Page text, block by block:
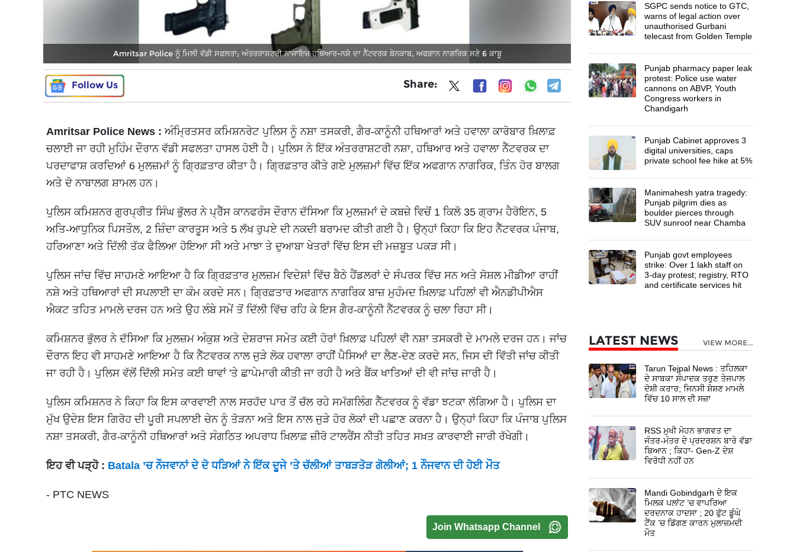
Amritsar Police ਨੂੰ ਮਿਲੀ ਵੱਡੀ ਸਫਲਤਾ; ਅੰਤਰਰਾਸ਼ਟਰੀ ਨਾਜਾਇਜ਼ ਹਥਿਆਰ-ਨਸ਼ੇ ਦਾ ਨੈੱਟਵਰਕ ਬੇਨਕਾਬ, ਅਫਗਾਨ ਨਾਗਰਿਕ ਸਣੇ 6 ਕਾਬੂ
Follow Us Share:
Amritsar Police News : ਅੰਮ੍ਰਿਤਸਰ ਕਮਿਸ਼ਨਰੇਟ ਪੁਲਿਸ ਨੂੰ ਨਸ਼ਾ ਤਸਕਰੀ, ਗੈਰ-ਕਾਨੂੰਨੀ ਹਥਿਆਰਾਂ ਅਤੇ ਹਵਾਲਾ ਕਾਰੋਬਾਰ ਖ਼ਿਲਾਫ਼
ਚਲਾਈ ਜਾ ਰਹੀ ਮੁਹਿੰਮ ਦੌਰਾਨ ਵੱਡੀ ਸਫਲਤਾ ਹਾਸਲ ਹੋਈ ਹੈ। ਪੁਲਿਸ ਨੇ ਇੱਕ ਅੰਤਰਰਾਸ਼ਟਰੀ ਨਸ਼ਾ, ਹਥਿਆਰ ਅਤੇ ਹਵਾਲਾ ਨੈੱਟਵਰਕ ਦਾ
ਪਰਦਾਫਾਸ਼ ਕਰਦਿਆਂ 6 ਮੁਲਜ਼ਮਾਂ ਨੂੰ ਗ੍ਰਿਫ਼ਤਾਰ ਕੀਤਾ ਹੈ। ਗ੍ਰਿਫ਼ਤਾਰ ਕੀਤੇ ਗਏ ਮੁਲਜ਼ਮਾਂ ਵਿੱਚ ਇੱਕ ਅਫਗਾਨ ਨਾਗਰਿਕ, ਤਿੰਨ ਹੋਰ ਬਾਲਗ
ਅਤੇ ਦੋ ਨਾਬਾਲਗ ਸ਼ਾਮਲ ਹਨ।
ਪੁਲਿਸ ਕਮਿਸ਼ਨਰ ਗੁਰਪ੍ਰੀਤ ਸਿੰਘ ਭੁੱਲਰ ਨੇ ਪ੍ਰੈੱਸ ਕਾਨਫਰੰਸ ਦੌਰਾਨ ਦੱਸਿਆ ਕਿ ਮੁਲਜ਼ਮਾਂ ਦੇ ਕਬਜ਼ੇ ਵਿਚੋਂ 1 ਕਿਲੋ 35 ਗ੍ਰਾਮ ਹੈਰੋਇਨ, 5
ਅਤਿ-ਆਧੁਨਿਕ ਪਿਸਤੌਲ, 2 ਜ਼ਿੰਦਾ ਕਾਰਤੂਸ ਅਤੇ 5 ਲੱਖ ਰੁਪਏ ਦੀ ਨਕਦੀ ਬਰਾਮਦ ਕੀਤੀ ਗਈ ਹੈ। ਉਨ੍ਹਾਂ ਕਿਹਾ ਕਿ ਇਹ ਨੈੱਟਵਰਕ ਪੰਜਾਬ,
ਹਰਿਆਣਾ ਅਤੇ ਦਿੱਲੀ ਤੱਕ ਫੈਲਿਆ ਹੋਇਆ ਸੀ ਅਤੇ ਮਾਝਾ ਤੇ ਦੁਆਬਾ ਖੇਤਰਾਂ ਵਿੱਚ ਇਸ ਦੀ ਮਜ਼ਬੂਤ ਪਕੜ ਸੀ।
ਪੁਲਿਸ ਜਾਂਚ ਵਿੱਚ ਸਾਹਮਣੇ ਆਇਆ ਹੈ ਕਿ ਗ੍ਰਿਫ਼ਤਾਰ ਮੁਲਜ਼ਮ ਵਿਦੇਸ਼ਾਂ ਵਿੱਚ ਬੈਠੇ ਹੈਂਡਲਰਾਂ ਦੇ ਸੰਪਰਕ ਵਿੱਚ ਸਨ ਅਤੇ ਸੋਸ਼ਲ ਮੀਡੀਆ ਰਾਹੀਂ
ਨਸ਼ੇ ਅਤੇ ਹਥਿਆਰਾਂ ਦੀ ਸਪਲਾਈ ਦਾ ਕੰਮ ਕਰਦੇ ਸਨ। ਗ੍ਰਿਫ਼ਤਾਰ ਅਫਗਾਨ ਨਾਗਰਿਕ ਬਾਜ਼ ਮੁਹੰਮਦ ਖ਼ਿਲਾਫ਼ ਪਹਿਲਾਂ ਵੀ ਐਨਡੀਪੀਐਸ
ਐਕਟ ਤਹਿਤ ਮਾਮਲੇ ਦਰਜ ਹਨ ਅਤੇ ਉਹ ਲੰਬੇ ਸਮੇਂ ਤੋਂ ਦਿੱਲੀ ਵਿੱਚ ਰਹਿ ਕੇ ਇਸ ਗੈਰ-ਕਾਨੂੰਨੀ ਨੈੱਟਵਰਕ ਨੂੰ ਚਲਾ ਰਿਹਾ ਸੀ।
ਕਮਿਸ਼ਨਰ ਭੁੱਲਰ ਨੇ ਦੱਸਿਆ ਕਿ ਮੁਲਜ਼ਮ ਅੰਕੁਸ਼ ਅਤੇ ਦੇਸ਼ਰਾਜ ਸਮੇਤ ਕਈ ਹੋਰਾਂ ਖ਼ਿਲਾਫ਼ ਪਹਿਲਾਂ ਵੀ ਨਸ਼ਾ ਤਸਕਰੀ ਦੇ ਮਾਮਲੇ ਦਰਜ ਹਨ। ਜਾਂਚ
ਦੌਰਾਨ ਇਹ ਵੀ ਸਾਹਮਣੇ ਆਇਆ ਹੈ ਕਿ ਨੈੱਟਵਰਕ ਨਾਲ ਜੁੜੇ ਲੋਕ ਹਵਾਲਾ ਰਾਹੀਂ ਪੈਸਿਆਂ ਦਾ ਲੈਣ-ਦੇਣ ਕਰਦੇ ਸਨ, ਜਿਸ ਦੀ ਵਿੱਤੀ ਜਾਂਚ ਕੀਤੀ
ਜਾ ਰਹੀ ਹੈ। ਪੁਲਿਸ ਵੱਲੋਂ ਦਿੱਲੀ ਸਮੇਤ ਕਈ ਥਾਵਾਂ 'ਤੇ ਛਾਪੇਮਾਰੀ ਕੀਤੀ ਜਾ ਰਹੀ ਹੈ ਅਤੇ ਬੈਂਕ ਖਾਤਿਆਂ ਦੀ ਵੀ ਜਾਂਚ ਜਾਰੀ ਹੈ।
ਪੁਲਿਸ ਕਮਿਸ਼ਨਰ ਨੇ ਕਿਹਾ ਕਿ ਇਸ ਕਾਰਵਾਈ ਨਾਲ ਸਰਹੱਦ ਪਾਰ ਤੋਂ ਚੱਲ ਰਹੇ ਸਮੱਗਲਿੰਗ ਨੈੱਟਵਰਕ ਨੂੰ ਵੱਡਾ ਝਟਕਾ ਲੱਗਿਆ ਹੈ। ਪੁਲਿਸ ਦਾ
ਮੁੱਖ ਉਦੇਸ਼ ਇਸ ਗਿਰੋਹ ਦੀ ਪੂਰੀ ਸਪਲਾਈ ਚੇਨ ਨੂੰ ਤੋੜਨਾ ਅਤੇ ਇਸ ਨਾਲ ਜੁੜੇ ਹੋਰ ਲੋਕਾਂ ਦੀ ਪਛਾਣ ਕਰਨਾ ਹੈ। ਉਨ੍ਹਾਂ ਕਿਹਾ ਕਿ ਪੰਜਾਬ ਪੁਲਿਸ
ਨਸ਼ਾ ਤਸਕਰੀ, ਗੈਰ-ਕਾਨੂੰਨੀ ਹਥਿਆਰਾਂ ਅਤੇ ਸੰਗਠਿਤ ਅਪਰਾਧ ਖ਼ਿਲਾਫ਼ ਜ਼ੀਰੋ ਟਾਲਰੈਂਸ ਨੀਤੀ ਤਹਿਤ ਸਖ਼ਤ ਕਾਰਵਾਈ ਜਾਰੀ ਰੱਖੇਗੀ।
ਇਹ ਵੀ ਪੜ੍ਹੋ : Batala ’ਚ ਨੌਜਵਾਨਾਂ ਦੇ ਦੋ ਧੜਿਆਂ ਨੇ ਇੱਕ ਦੂਜੇ ’ਤੇ ਚੱਲੀਆਂ ਤਾਬੜਤੋੜ ਗੋਲੀਆਂ; 1 ਨੌਜਵਾਨ ਦੀ ਹੋਈ ਮੌਤ
- PTC NEWS
Join Whatsapp Channel
SGPC sends notice to GTC,
warns of legal action over
unauthorised Gurbani
telecast from Golden Temple
Punjab pharmacy paper leak
protest: Police use water
cannons on ABVP, Youth
Congress workers in
Chandigarh
Punjab Cabinet approves 3
digital universities, caps
private school fee hike at 5%
Manimahesh yatra tragedy:
Punjab pilgrim dies as
boulder pierces through
SUV sunroof near Chamba
Punjab govt employees
strike: Over 1 lakh staff on
3-day protest; registry, RTO
and certificate services hit
LATEST NEWS VIEW MORE...
Tarun Tejpal News : ਤਹਿਲਕਾ
ਦੇ ਸਾਬਕਾ ਸੰਪਾਦਕ ਤਰੁਣ ਤੇਜਪਾਲ
ਦੋਸ਼ੀ ਕਰਾਰ; ਜਿਨਸੀ ਸ਼ੋਸ਼ਣ ਮਾਮਲੇ
ਵਿੱਚ 10 ਸਾਲ ਦੀ ਸਜ਼ਾ
RSS ਮੁਖੀ ਮੋਹਨ ਭਾਗਵਤ ਦਾ
ਜੰਤਰ-ਮੰਤਰ ਦੇ ਪ੍ਰਦਰਸ਼ਨ ਬਾਰੇ ਵੱਡਾ
ਬਿਆਨ ; ਕਿਹਾ- Gen-Z ਦੇਸ਼
ਵਿਰੋਧੀ ਨਹੀਂ ਹਨ
Mandi Gobindgarh ਦੇ ਇਕ
ਮਿਲਕ ਪਲਾਂਟ ’ਚ ਵਾਪਰਿਆ
ਦਰਦਨਾਕ ਹਾਦਸਾ ; 20 ਫੁੱਟ ਡੂੰਘੇ
ਟੈਂਕ ’ਚ ਡਿੱਗਣ ਕਾਰਨ ਮੁਲਾਜ਼ਮਦੀ
ਮੌਤ